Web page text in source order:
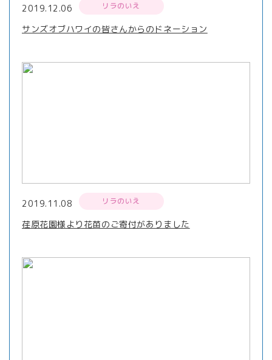
2019.12.06 リラのいえ
サンズオブハワイの皆さんからのドネーション
2019.11.08 リラのいえ
荏原花園様より花苗のご寄付がありました